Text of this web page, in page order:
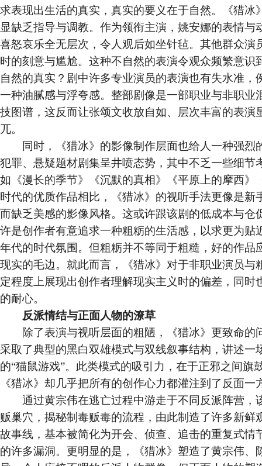
求表现出生活的真实，真实的要义在于自然。《猎冰
显缺乏指导与调教。作为领衔主演，姚安娜的表情与
喜怒哀乐全无层次，令人观后如坐针毡。其他群众演
时的刻意与尴尬。这种不自然的表演令观众频繁意识
自然的真实？剧中许多专业演员的表演也有失水准，
一种油腻感与浮夸感。整部剧像是一部职业与非职业
技图谱，这反而让张颂文收放自如、层次丰富的表演
兀。
同时，《猎冰》的影像制作层面也给人一种强烈
犯罪、悬疑题材剧集呈井喷态势，其中不乏一些细节
如《漫长的季节》《沉默的真相》《平原上的摩西》
时代的优质作品相比，《猎冰》的视听手法更像是新
而缺乏美感的影像风格。这或许跟该剧的低成本与仓
许是创作者有意追求一种粗粝的生活感，以求更为贴
年代的时代氛围。但粗粝并不等同于粗糙，好的作品
现实的毛边。就此而言，《猎冰》对于非职业演员与
定程度上展现出创作者理解现实主义时的偏差，同时
的耐心。
反派情结与正面人物的潦草
除了表演与视听层面的粗陋，《猎冰》更致命的
采取了典型的黑白双雄模式与双线叙事结构，讲述一
的“猫鼠游戏”。此类模式的吸引力，在于正邪之间旗
《猎冰》却几乎把所有的创作心力都灌注到了反面一
通过黄宗伟在逃亡过程中游走于不同反派阵营，
贩巢穴，揭秘制毒贩毒的流程，由此制造了许多新鲜
故事线，基本被简化为开会、侦查、追击的重复式情
的许多漏洞。更明显的是，《猎冰》塑造了黄宗伟、